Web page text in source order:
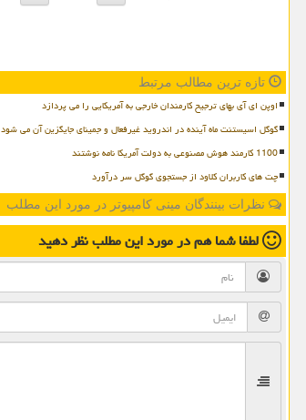
تازه ترین مطالب مرتبط
اوپن ای آی بهای ترجیح کارمندان خارجی به آمریکایی را می پردازد
گوگل اسیستنت ماه آینده در اندروید غیرفعال و جمینای جایگزین آن می شود
1100 کارمند هوش مصنوعی به دولت آمریکا نامه نوشتند
چت های کاربران کلاود از جستجوی گوگل سر درآورد
نظرات بینندگان مینی کامپیوتر در مورد این مطلب
لطفا شما همدر مورد این مطلبنظر دهید